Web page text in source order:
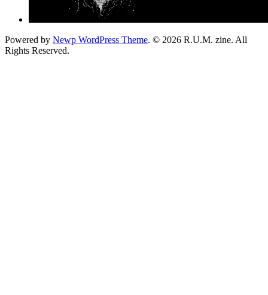
Powered by Newp WordPress Theme. © 2026 R.U.M. zine. All
Rights Reserved.